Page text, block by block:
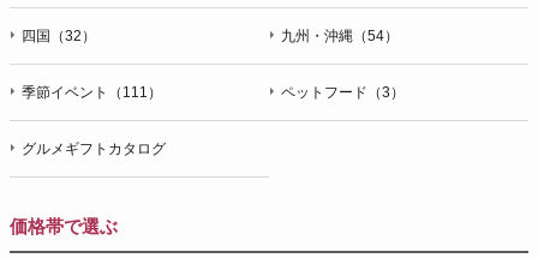
四国（32） 九州・沖縄（54）
季節イベント（111） ペットフード（3）
グルメギフトカタログ
価格帯で選ぶ